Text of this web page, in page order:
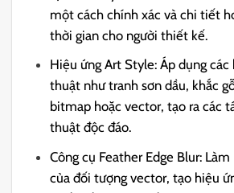
một cách chính xác và chi tiết
thời gian cho người thiết kế.
Hiệu ứng Art Style: Áp dụng các
thuật như tranh sơn dầu, khắc
bitmap hoặc vector, tạo ra các
thuật độc đáo.
Công cụ Feather Edge Blur:
của đối tượng vector, tạo hiệu